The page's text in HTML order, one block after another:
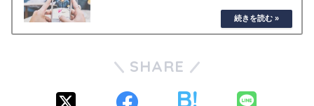
SHARE